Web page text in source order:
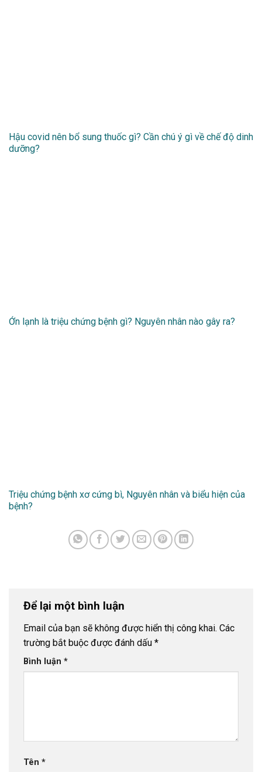
Hậu covid nên bổ sung thuốc gì? Cần chú ý gì về chế độ dinh
dưỡng?
Ớn lạnh là triệu chứng bệnh gì? Nguyên nhân nào gây ra?
Triệu chứng bệnh xơ cứng bì, Nguyên nhân và biểu hiện của
bệnh?
Để lại một bình luận
Email của bạn sẽ không được hiển thị công khai. Các
trường bắt buộc được đánh dấu *
Bình luận *
Tên *